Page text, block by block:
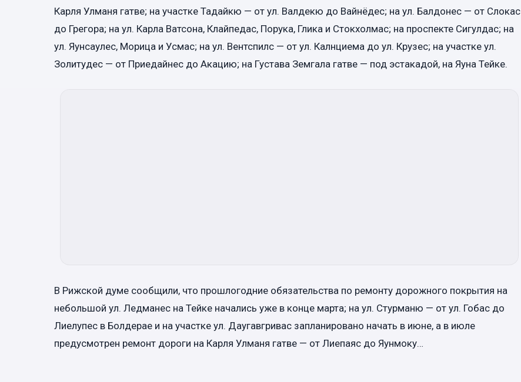
Карля Улманя гатве; на участке Тадайкю — от ул. Валдекю до Вайнёдес; на ул. Балдонес — от Слокас
до Грегора; на ул. Карла Ватсона, Клайпедас, Порука, Глика и Стокхолмас; на проспекте Сигулдас; на
ул. Яунсаулес, Морица и Усмас; на ул. Вентспилс — от ул. Калнциема до ул. Крузес; на участке ул.
Золитудес — от Приедайнес до Акацию; на Густава Земгала гатве — под эстакадой, на Яуна Тейке.
В Рижской думе сообщили, что прошлогодние обязательства по ремонту дорожного покрытия на
небольшой ул. Ледманес на Тейке начались уже в конце марта; на ул. Стурманю — от ул. Гобас до
Лиелупес в Болдерае и на участке ул. Даугавгривас запланировано начать в июне, а в июле
предусмотрен ремонт дороги на Карля Улманя гатве — от Лиепаяс до Яунмоку…